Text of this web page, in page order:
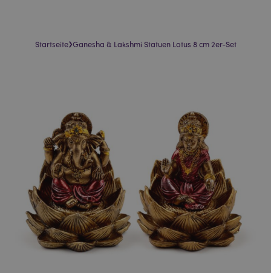
Startseite›Ganesha & Lakshmi Statuen Lotus 8 cm 2er-Set